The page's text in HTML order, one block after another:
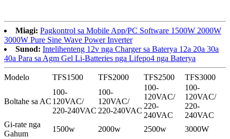
Miagi: Pagkontrol sa Mobile App/PC Software 1500W 2000W
3000W Pure Sine Wave Power Inverter
Sunod: Intelihenteng 12v nga Charger sa Baterya 12a 20a 30a
40a Para sa Agm Gel Li-Batteries nga Lifepo4 nga Baterya
Modelo TFS1500 TFS2000 TFS2500 TFS3000
Boltahe sa AC
100-
120VAC/
220-240VAC
100-
120VAC/
220-240VAC
100-
120VAC/
220-
240VAC
100-
120VAC/
220-
240VAC
Gi-rate nga
Gahum
1500w 2000w 2500w
3000W